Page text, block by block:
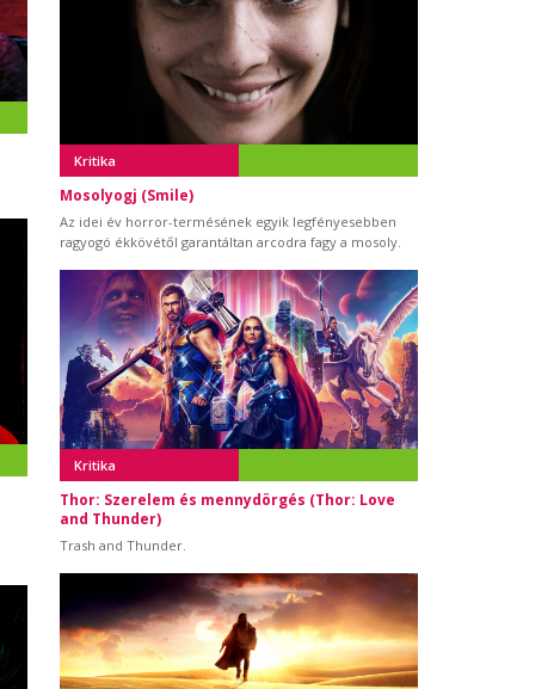
Kritika
Mosolyogj (Smile)
Az idei év horror-termésének egyik legfényesebben
ragyogó ékkövétől garantáltan arcodra fagy a mosoly.
Kritika
Thor: Szerelem és mennydörgés (Thor: Love
and Thunder)
Trash and Thunder.